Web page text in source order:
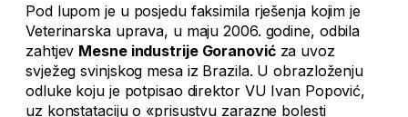
Pod lupom je u posjedu faksimila rješenja kojim je
Veterinarska uprava, u maju 2006. godine, odbila
zahtjev Mesne industrije Goranovićza uvoz
svježeg svinjskog mesa iz Brazila. U obrazloženju
odluke koju je potpisao direktor VU Ivan Popović,
uz konstataciju o «prisustvu zarazne bolesti